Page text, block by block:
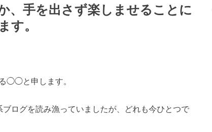
、手を出さず楽しませることに
す。
◯◯と申します。
ログを読み漁っていましたが、どれも今ひとつで